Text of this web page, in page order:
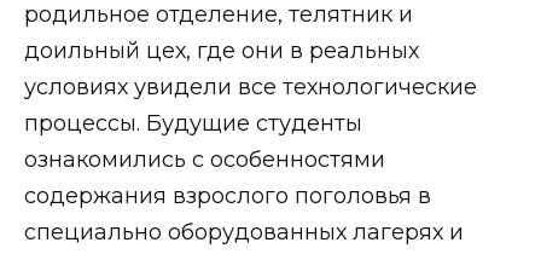
родильное отделение, телятник и
доильный цех, где они в реальных
условиях увидели все технологические
процессы. Будущие студенты
ознакомились с особенностями
содержания взрослого поголовья в
специально оборудованных лагерях и